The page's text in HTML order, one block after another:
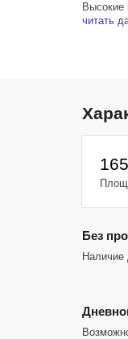
Высокие
Белая
Шаговая
читать
Без
Наличие